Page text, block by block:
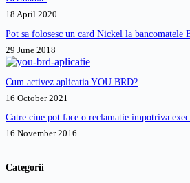
18 April 2020
Pot sa folosesc un card Nickel la bancomatele
29 June 2018
Cum activez aplicatia YOU BRD?
16 October 2021
Catre cine pot face o reclamatie impotriva
16 November 2016
Categorii